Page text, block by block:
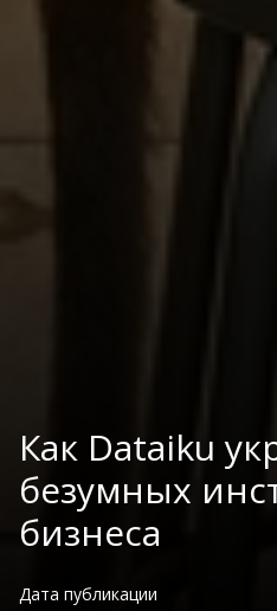
Как Dataiku
безумных
бизнеса
Дата публикации